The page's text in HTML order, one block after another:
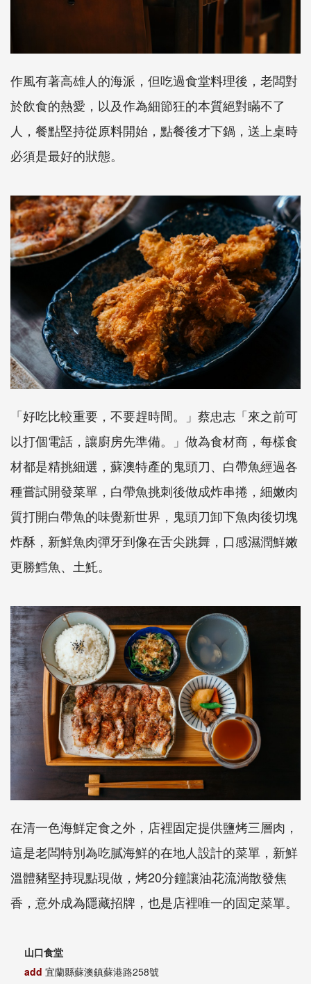
作風有著高雄人的海派，但吃過食堂料理後，老闆對
於飲食的熱愛，以及作為細節狂的本質絕對瞞不了
人，餐點堅持從原料開始，點餐後才下鍋，送上桌時
必須是最好的狀態。
「好吃比較重要，不要趕時間。」蔡忠志「來之前可
以打個電話，讓廚房先準備。」做為食材商，每樣食
材都是精挑細選，蘇澳特產的鬼頭刀、白帶魚經過各
種嘗試開發菜單，白帶魚挑刺後做成炸串捲，細嫩肉
質打開白帶魚的味覺新世界，鬼頭刀卸下魚肉後切塊
炸酥，新鮮魚肉彈牙到像在舌尖跳舞，口感濕潤鮮嫩
更勝鱈魚、土魠。
在清一色海鮮定食之外，店裡固定提供鹽烤三層肉，
這是老闆特別為吃膩海鮮的在地人設計的菜單，新鮮
溫體豬堅持現點現做，烤20分鐘讓油花流淌散發焦
香，意外成為隱藏招牌，也是店裡唯一的固定菜單。
山口食堂
add 宜蘭縣蘇澳鎮蘇港路258號